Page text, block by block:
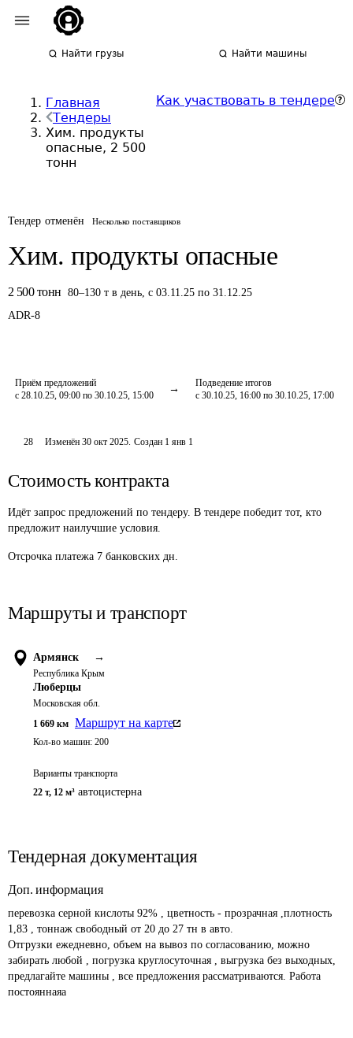
Найти грузы Найти машины
Главная
Тендеры
Хим. продукты
опасные, 2 500
тонн
Как участвовать в тендере
Тендер отменён Несколько поставщиков
Хим. продукты опасные
2 500 тонн 80–130 т в день, с 03.11.25 по 31.12.25
ADR-8
Приём предложений
с 28.10.25, 09:00 по 30.10.25, 15:00
Подведение итогов
с 30.10.25, 16:00 по 30.10.25, 17:00
28 Изменён30 окт 2025. Создан 1 янв 1
Стоимость контракта
Идёт запрос предложений по тендеру. В тендере победит тот, кто
предложит наилучшие условия.
Отсрочка платежа 7 банковских дн.
Маршруты и транспорт
Армянск →
Республика Крым
Люберцы
Московская обл.
1 669 км Маршрут на карте
Кол-во машин: 200
Варианты транспорта
22 т, 12 м³ автоцистерна
Тендерная документация
Доп. информация
перевозка серной кислоты 92% , цветность - прозрачная ,плотность
1,83 , тоннаж свободный от 20 до 27 тн в авто.
Отгрузки ежедневно, объем на вывоз по согласованию, можно
забирать любой , погрузка круглосуточная , выгрузка без выходных,
предлагайте машины , все предложения рассматриваются. Работа
постояннаяа